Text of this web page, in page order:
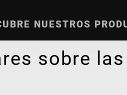
NUESTROS
sobre las